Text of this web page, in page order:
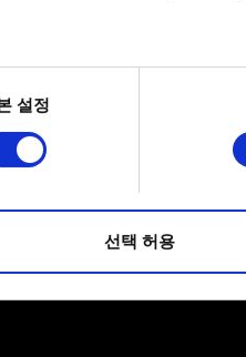
location which can be
it for specific
is processed and set your
경을 개선하기 위해 사용됩
쿠키의 일부를 저희 파트너
설정
선택 허용
기
처리 관련 정보